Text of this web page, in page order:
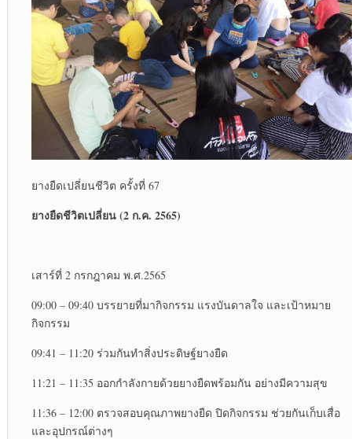
ยางยืดเปลี่ยนชีวิต ครั้งที่ 67
ยางยืดชีวิตเปลี่ยน (2 ก.ค. 2565)
เสาร์ที่ 2 กรกฎาคม พ.ศ.2565
09:00 – 09:40 บรรยายที่มากิจกรรม แรงบันดาลใจ และเป้าหมาย
กิจกรรม
09:41 – 11:20 ร่วมกันทำสิ่งประดิษฐ์ยางยืด
11:21 – 11:35 ออกกำลังกายด้วยยางยืดพร้อมกัน อย่างมีความสุข
11:36 – 12:00 ตรวจสอบคุณภาพยางยืด ปิดกิจกรรม ช่วยกันเก็บเสื่อ
และอุปกรณ์ต่างๆ